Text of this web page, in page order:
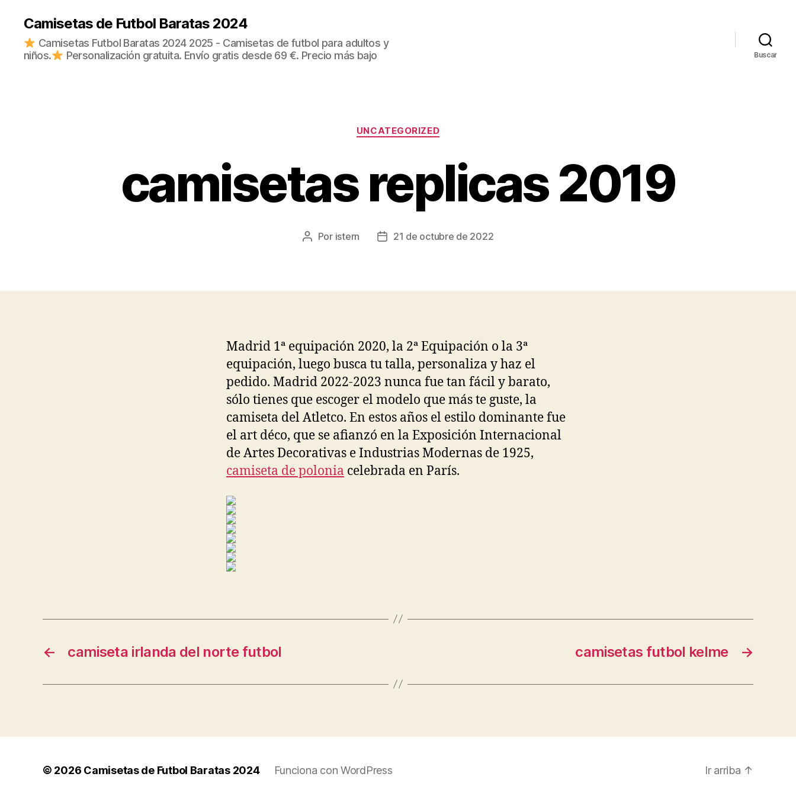
Camisetas de Futbol Baratas 2024
Camisetas Futbol Baratas 2024 2025 - Camisetas de futbol para adultos y
niños.
Personalización gratuita. Envío gratis desde 69 €. Precio más bajo Buscar
Categorías
UNCATEGORIZED
camisetas replicas 2019
Autor
Por istern
Fecha21 de octubre de 2022
Madrid 1ª equipación 2020, la 2ª Equipación o la 3ª
equipación, luego busca tu talla, personaliza y haz el
pedido. Madrid 2022-2023 nunca fue tan fácil y barato,
sólo tienes que escoger el modelo que más te guste, la
camiseta del Atletco. En estos años el estilo dominante fue
el art déco, que se afianzó en la Exposición Internacional
de Artes Decorativas e Industrias Modernas de 1925,
camiseta de polonia celebrada en París.
← camiseta irlanda del norte futbol →
camisetas futbol kelme
© 2026 Camisetas de Futbol Baratas 2024 Funciona con WordPress Ir arriba ↑